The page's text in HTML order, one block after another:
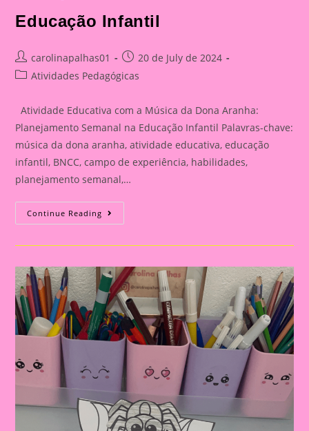
Educação Infantil
Post
author:
carolinapalhas01
Post
published:
20 de July de 2024
PostAtividades Pedagógicas
Atividade Educativa com a Música da Dona Aranha:
Planejamento Semanal na Educação Infantil Palavras-chave:
música da dona aranha, atividade educativa, educação
infantil, BNCC, campo de experiência, habilidades,
planejamento semanal,…
Continue Reading Atividade
Educativa
Dona
Aranha:
Planejamento
Semanal
Na
Educação
Infantil